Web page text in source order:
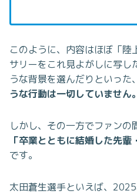
このように、内容はほぼ「
サリーをこれ見よがしに写し
うな背景を選んだりといった、
うな行動は一切していません。
しかし、その一方でファンの
「卒業とともに結婚した先
です。
太田蒼生選手といえば、